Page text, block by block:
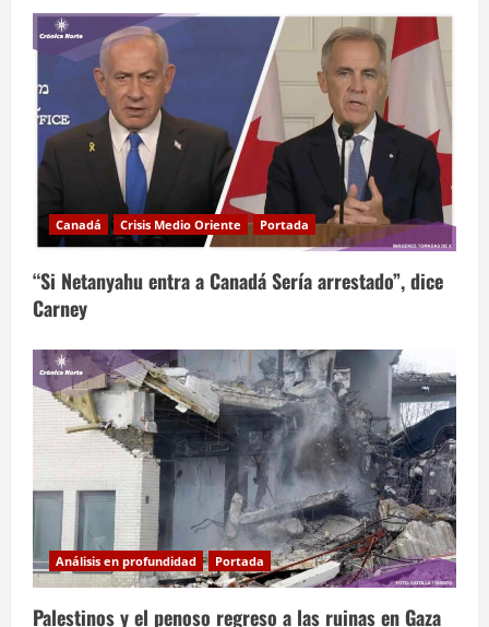
Canadá Crisis Medio Oriente Portada
“Si Netanyahu entra a Canadá Sería arrestado”, dice
Carney
Análisis en profundidad Portada
Palestinos y el penoso regreso a las ruinas en Gaza